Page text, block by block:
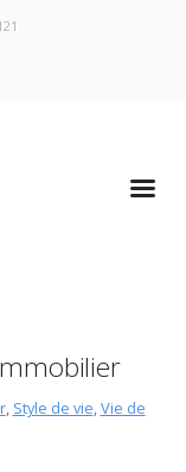
, Style de vie,Vie de